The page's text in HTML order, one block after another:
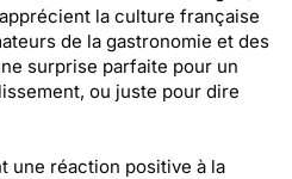
la culture française
de la gastronomie et des
surprise parfaite pour un
ou juste pour dire
une réaction positive à la